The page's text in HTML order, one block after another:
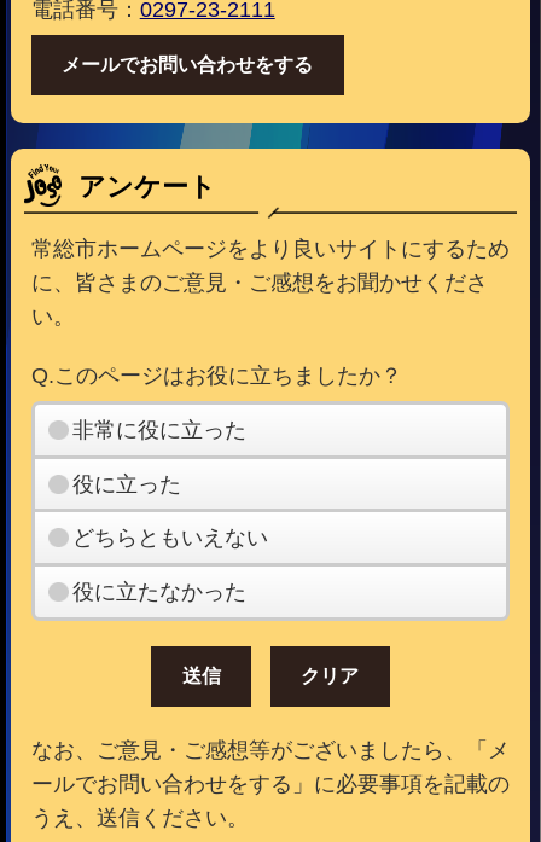
電話番号： 0297-23-2111
メールでお問い合わせをする
アンケート
常総市ホームページをより良いサイトにするため
に、皆さまのご意見・ご感想をお聞かせくださ
い。
Q.このページはお役に立ちましたか？
非常に役に立った
役に立った
どちらともいえない
役に立たなかった
なお、ご意見・ご感想等がございましたら、「メ
ールでお問い合わせをする」に必要事項を記載の
うえ、送信ください。